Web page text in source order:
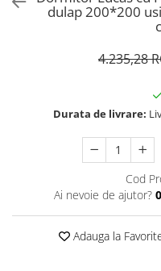
dulap 200*200
4.235,28
Durata de livrare:
Cod
Ai nevoie de ajutor?
Adauga la